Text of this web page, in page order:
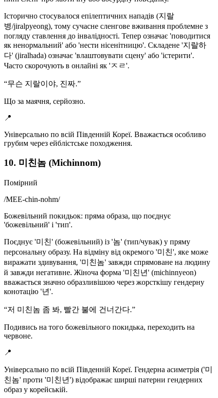
Історично стосувалося епілептичних нападів (지랄
병/jiralpyeong), тому сучасне сленгове вживання проблемне з
погляду ставлення до інвалідності. Тепер означає 'поводитися
як ненормальний' або 'нести нісенітницю'. Складене '지랄하
다' (jiralhada) означає 'влаштовувати сцену' або 'істерити'.
Часто скорочують в онлайні як 'ㅈㄹ'.
“무슨 지랄이야, 진짜.”
Що за маячня, серйозно.
📍
Універсально по всій Південній Кореї. Вважається особливо
грубим через ейблістське походження.
10. 미친놈 (Michinnom)
Помірний
/MEE-chin-nohm/
Божевільний покидьок: пряма образа, що поєднує
'божевільний' і 'тип'.
Поєднує '미친' (божевільний) із '놈' (тип/чувак) у пряму
персональну образу. На відміну від окремого '미친', яке може
виражати здивування, '미친놈' завжди спрямоване на людину
й завжди негативне. Жіноча форма '미친년' (michinnyeon)
вважається значно образливішою через жорсткішу гендерну
конотацію '년'.
“저 미친놈 좀 봐, 빨간 불에 건너간다.”
Подивись на того божевільного покидька, переходить на
червоне.
📍
Універсально по всій Південній Кореї. Гендерна асиметрія ('미
친놈' проти '미친년') відображає ширші патерни гендерних
образ у корейській.